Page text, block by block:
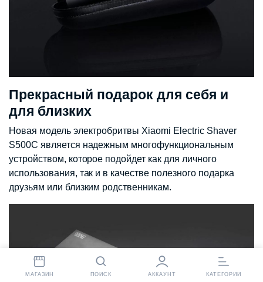
Прекрасный подарок для себя и
для близких
Новая модель электробритвы Xiaomi Electric Shaver
S500C является надежным многофункциональным
устройством, которое подойдет как для личного
использования, так и в качестве полезного подарка
друзьям или близким родственникам.
МАГАЗИН ПОИСК АККАУНТ КАТЕГОРИИ